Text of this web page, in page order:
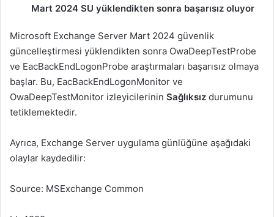
Mart 2024 SU yüklendikten sonra başarısız oluyor
Microsoft Exchange Server Mart 2024 güvenlik
güncelleştirmesi yüklendikten sonra OwaDeepTestProbe
ve EacBackEndLogonProbe araştırmaları başarısız olmaya
başlar. Bu, EacBackEndLogonMonitor ve
OwaDeepTestMonitor izleyicilerinin Sağlıksız durumunu
tetiklemektedir.
Ayrıca, Exchange Server uygulama günlüğüne aşağıdaki
olaylar kaydedilir:
Source: MSExchange Common